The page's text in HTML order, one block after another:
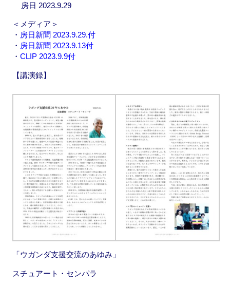
房日 2023.9.29
＜メディア＞
・ 房日新聞 2023.9.29.付
・ 房日新聞 2023.9.13付
・ CLIP 2023.9.9付
【講演録】
「ウガンダ支援交流のあゆみ」
スチュアート・センパラ